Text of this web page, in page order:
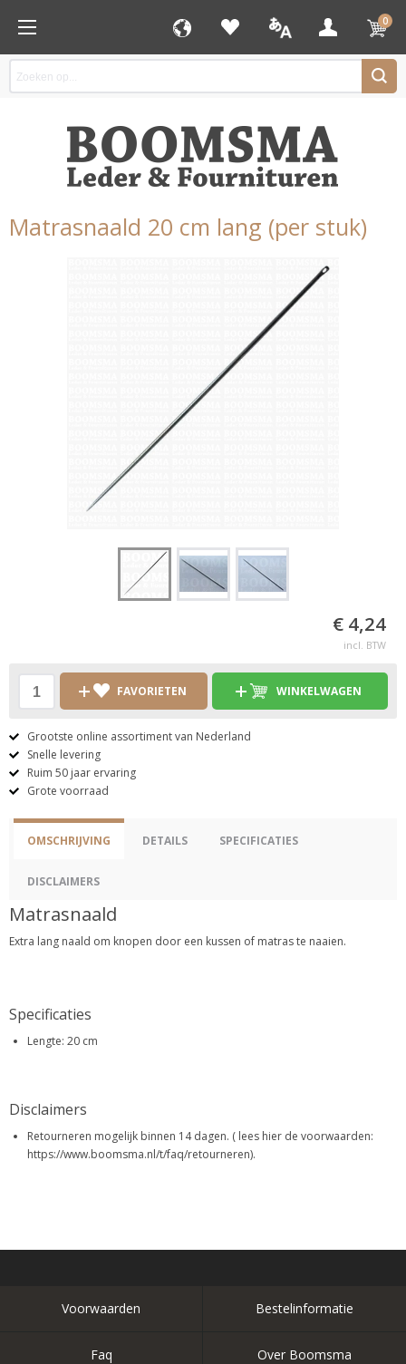
0
Matrasnaald 20 cm lang (per stuk)
€ 4,24
incl. BTW
FAVORIETEN WINKELWAGEN
Grootste online assortiment van Nederland
Snelle levering
Ruim 50 jaar ervaring
Grote voorraad
OMSCHRIJVING DETAILS SPECIFICATIES
DISCLAIMERS
Matrasnaald
Extra lang naald om knopen door een kussen of matras te naaien.
Specificaties
Lengte: 20 cm
Disclaimers
Retourneren mogelijk binnen 14 dagen. ( lees hier de voorwaarden:
https://www.boomsma.nl/t/faq/retourneren).
Voorwaarden Bestelinformatie
Faq Over Boomsma